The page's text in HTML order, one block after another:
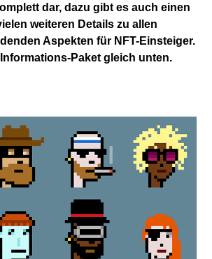
dar, dazu gibt es auch einen
weiteren Details zu allen
Aspekten für NFT-Einsteiger.
Paket gleich unten.